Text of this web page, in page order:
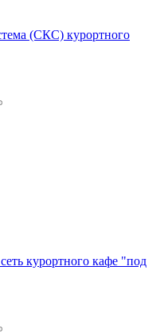
(СКС) курортного
курортного кафе "под